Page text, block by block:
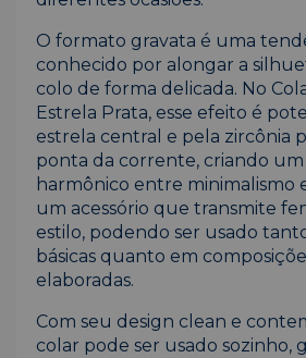
O formato gravata é uma
conhecido por alongar a
colo de forma delicada. No
Estrela Prata, esse efeito é
estrela central e pela zircônia
ponta da corrente, criando
harmônico entre minimalismo
um acessório que transmite
estilo, podendo ser usado
básicas quanto em
elaboradas.
Com seu design clean e
colar pode ser usado sozinho,